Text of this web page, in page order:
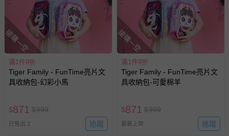
搶購一空
滿1件9折
Tiger Family - FunTime亮片文
具收納包-幻彩小馬
$871 $999
已售出 2 追蹤
搶購一空
滿1件9折
Tiger Family - FunTime亮片文
具收納包-可愛棉羊
$871 $999
最新上架 追蹤